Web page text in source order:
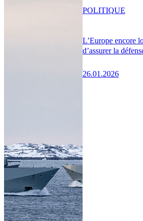
L’Europe encore
d’assurer la
26.01.2026
POLITIQUE